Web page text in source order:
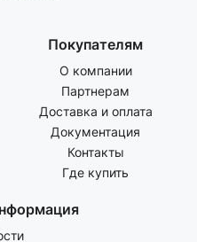
Покупателям
О компании
Партнерам
Доставка и оплата
Документация
Контакты
Где купить